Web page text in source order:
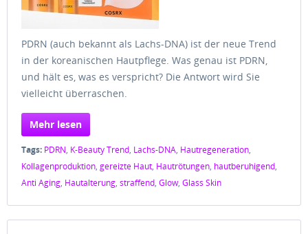
PDRN (auch bekannt als Lachs-DNA) ist der neue Trend
in der koreanischen Hautpflege. Was genau ist PDRN,
und hält es, was es verspricht? Die Antwort wird Sie
vielleicht überraschen.
Mehr lesen
Tags: PDRN, K-Beauty Trend, Lachs-DNA, Hautregeneration,
Kollagenproduktion, gereizte Haut, Hautrötungen, hautberuhigend,
Anti Aging, Hautalterung, straffend, Glow, Glass Skin